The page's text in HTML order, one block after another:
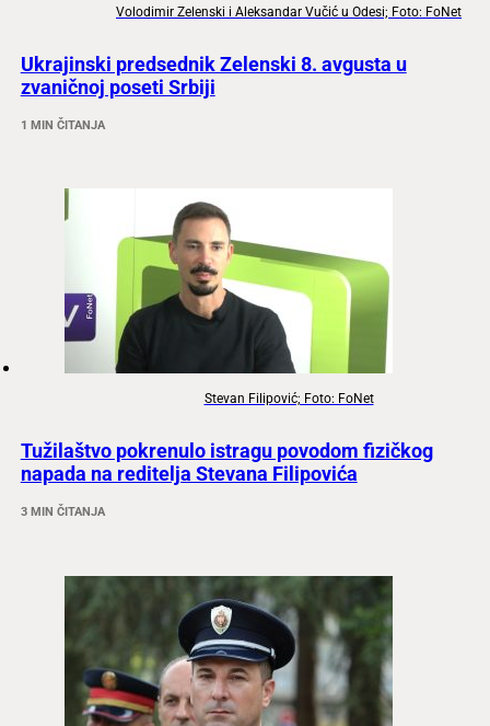
Volodimir Zelenski i Aleksandar Vučić u Odesi; Foto: FoNet
Ukrajinski predsednik Zelenski 8. avgusta u
zvaničnoj poseti Srbiji
1 MIN ČITANJA
Stevan Filipović; Foto: FoNet
Tužilaštvo pokrenulo istragu povodom fizičkog
napada na reditelja Stevana Filipovića
3 MIN ČITANJA